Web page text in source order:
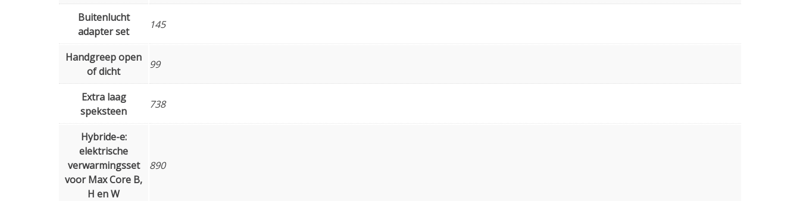
Buitenlucht
adapter set
145
Handgreep open
of dicht
99
Extra laag
speksteen
738
Hybride-e:
elektrische
verwarmingsset
voor Max Core B,
H en W
890